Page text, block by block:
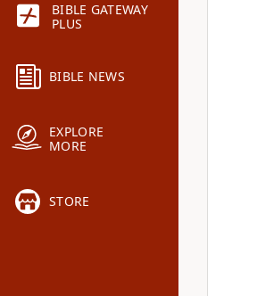
BIBLE GATEWAY
PLUS
BIBLE NEWS
EXPLORE
MORE
STORE